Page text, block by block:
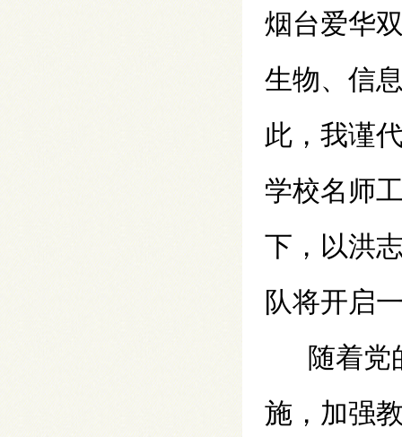
烟台爱华
生物、信
此，我谨
学校名师
下，以洪
队将开启
随着党
施，加强